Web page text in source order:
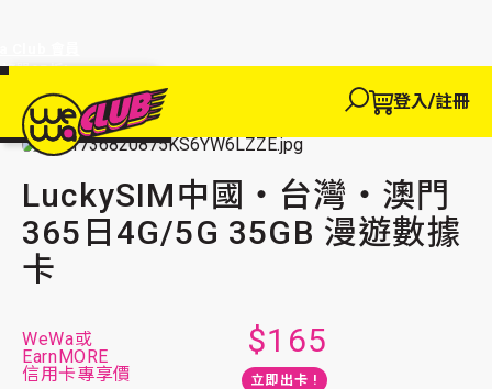
單95折!
輸入優惠
即
達95折!
登入/註冊
We買 We玩 We賺
探索
WeWa
卡
主頁 We 買 旅遊必備 多國
LuckySIM中國‧台灣‧澳門365日4G/5G 35GB 漫遊數據卡
LuckySIM中國‧台灣‧澳門
365日4G/5G 35GB 漫遊數據
卡
WeWa或
EarnMORE
信用卡專享價
$165
立即出卡 !